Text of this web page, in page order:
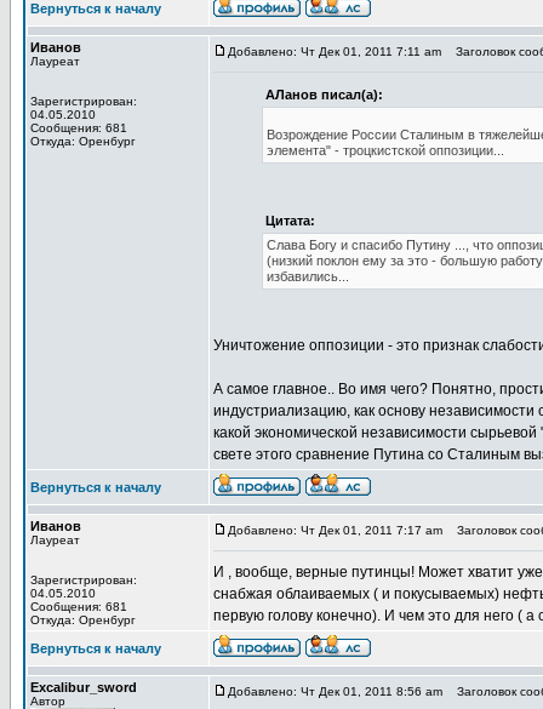
Вернуться к началу
Иванов
Лауреат
Зарегистрирован:
04.05.2010
Сообщения: 681
Откуда: Оренбург
Добавлено: Чт Дек 01, 2011 7:11 am Заголовок
АЛанов писал(а):
Возрождение России Сталиным в
элемента" - троцкистской оппозиции...
Цитата:
Слава Богу и спасибо Путину ..., что
(низкий поклон ему за это - большую
избавились...
Уничтожение оппозиции - это признак
А самое главное.. Во имя чего? Понятно,
индустриализацию, как основу
какой экономической независимости
свете этого сравнение Путина со Сталиным
Вернуться к началу
Иванов
Лауреат
Зарегистрирован:
04.05.2010
Сообщения: 681
Откуда: Оренбург
Добавлено: Чт Дек 01, 2011 7:17 am Заголовок
И , вообще, верные путинцы! Может хватит
снабжая облаиваемых ( и покусываемых)
первую голову конечно). И чем это для него (
Вернуться к началу
Excalibur_sword
Автор
Добавлено: Чт Дек 01, 2011 8:56 am Заголовок